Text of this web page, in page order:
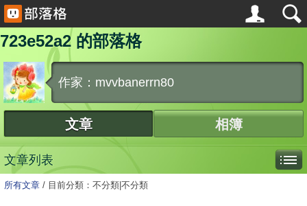
723e52a2 的部落格
作家：mvvbanerrn80
文章 相簿
文章列表
所有文章 / 目前分類：不分類|不分類